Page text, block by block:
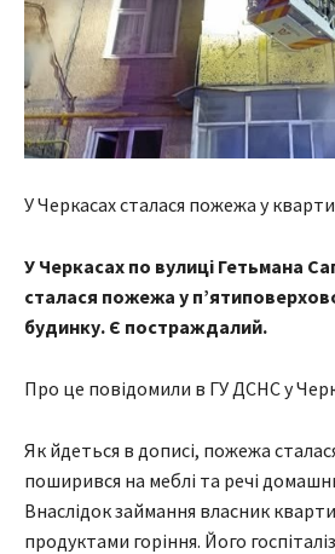
У Черкасах сталася пожежа у
У Черкасах по вулиці Гетьмана
сталася пожежа у
будинку. Є постраждалий.
Про це повідомили в ГУ ДСНС у
Як йдеться в дописі, пожежа
поширився на меблі та речі
Внаслідок займання власник
продуктами горіння. Його